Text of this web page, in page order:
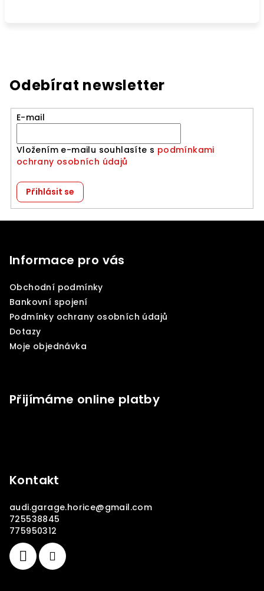
Odebírat newsletter
E-mail
Vložením e-mailu souhlasíte s podmínkami
ochrany osobních údajů
Přihlásit se
Informace pro vás
Obchodní podmínky
Bankovní spojení
Podmínky ochrany osobních údajů
Dotazy
Moje objednávka
Přijímáme online platby
Kontakt
audi.garage.horice@gmail.com
725538845
775950312